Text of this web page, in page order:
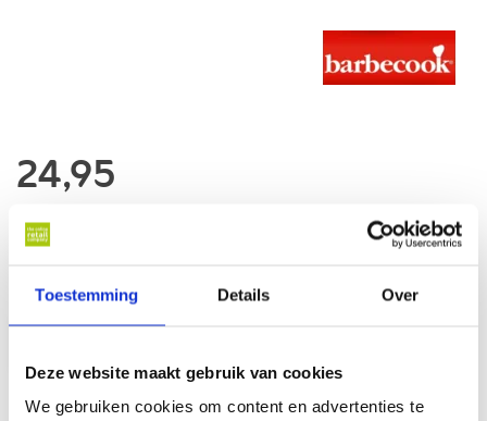
Toestemming Details Over
Deze website maakt gebruik van cookies
We gebruiken cookies om content en advertenties te
24,95
Op voorraad